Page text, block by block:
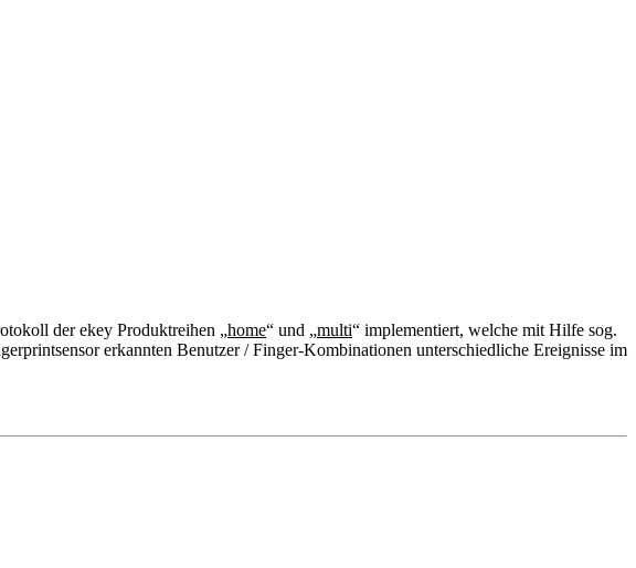
der ekey Produktreihen „home“ und „multi“ implementiert, welche mit Hilfe sog.
erkannten Benutzer / Finger-Kombinationen unterschiedliche Ereignisse im